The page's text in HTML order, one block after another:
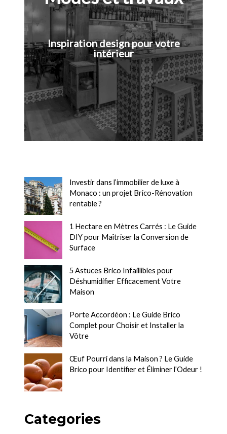
Inspiration design pour votre
intérieur
Investir dans l’immobilier de luxe à
Monaco : un projet Brico-Rénovation
rentable ?
1 Hectare en Mètres Carrés : Le Guide
DIY pour Maîtriser la Conversion de
Surface
5 Astuces Brico Infaillibles pour
Déshumidifier Efficacement Votre
Maison
Porte Accordéon : Le Guide Brico
Complet pour Choisir et Installer la
Vôtre
Œuf Pourri dans la Maison ? Le Guide
Brico pour Identifier et Éliminer l’Odeur !
Categories